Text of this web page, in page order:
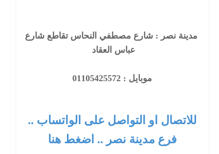
مدينة نصر : شارع مصطفي النحاس تقاطع شارع
عباس العقاد
موبايل : 01105425572
للاتصال او التواصل على الواتساب ..
فرع مدينة نصر .. اضغط هنا